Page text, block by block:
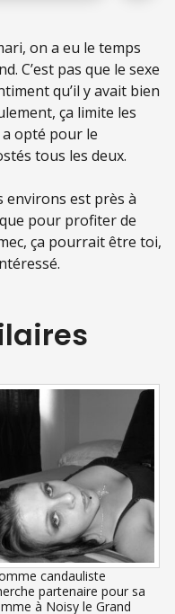
on a eu le temps
C’est pas que le sexe
qu’il y avait bien
ça limite les
a opté pour le
tous les deux.
environs est près à
pour profiter de
ça pourrait être toi,
candauliste
partenaire pour sa
à Noisy le Grand